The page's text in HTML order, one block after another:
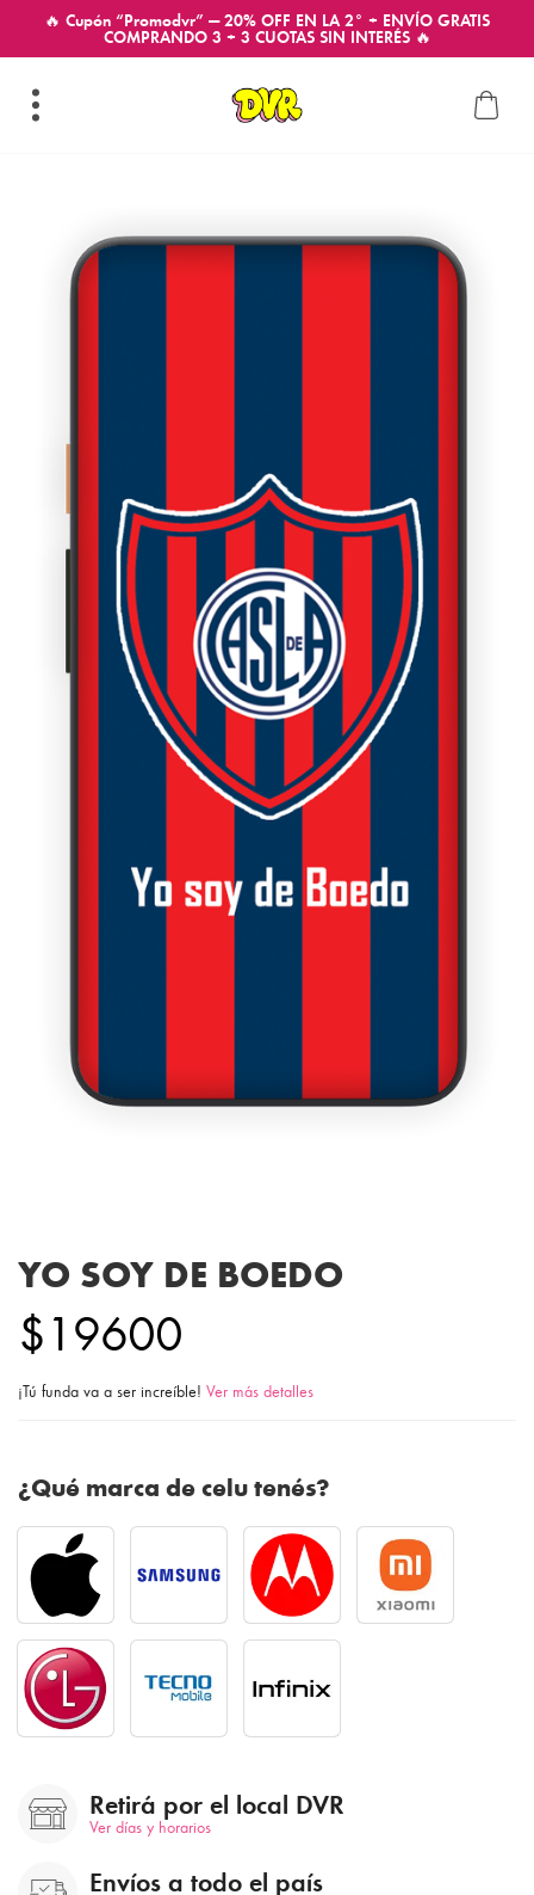
🔥 Cupón “Promodvr” — 20% OFF EN LA 2° + ENVÍO GRATIS
COMPRANDO 3 + 3 CUOTAS SIN INTERÉS 🔥
YO SOY DE BOEDO
$19600
¡Tú funda va a ser increíble! Ver más detalles
¿Qué marca de celu tenés?
Retirá por el local DVR
Ver días y horarios
Envíos a todo el país